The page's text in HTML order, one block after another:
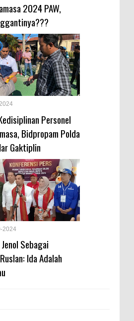
2024 PAW,
Personel
Bidpropam Polda
Gaktiplin
2024
Sebagai
Ida Adalah